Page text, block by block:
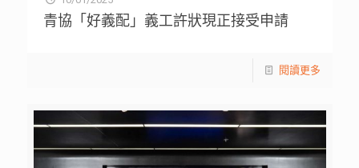
青協「好義配」義工許狀現正接受申請
閱讀更多